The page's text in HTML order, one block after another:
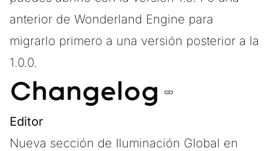
anterior de Wonderland Engine para
migrarlo primero a una versión posterior a la
1.0.0.
Changelog
Editor
Nueva sección de Iluminación Global en